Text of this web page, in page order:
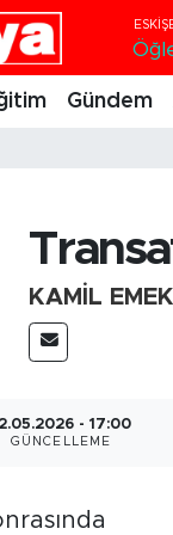
Gündem
KAMIL
- 17:00
GÜNCELLEME